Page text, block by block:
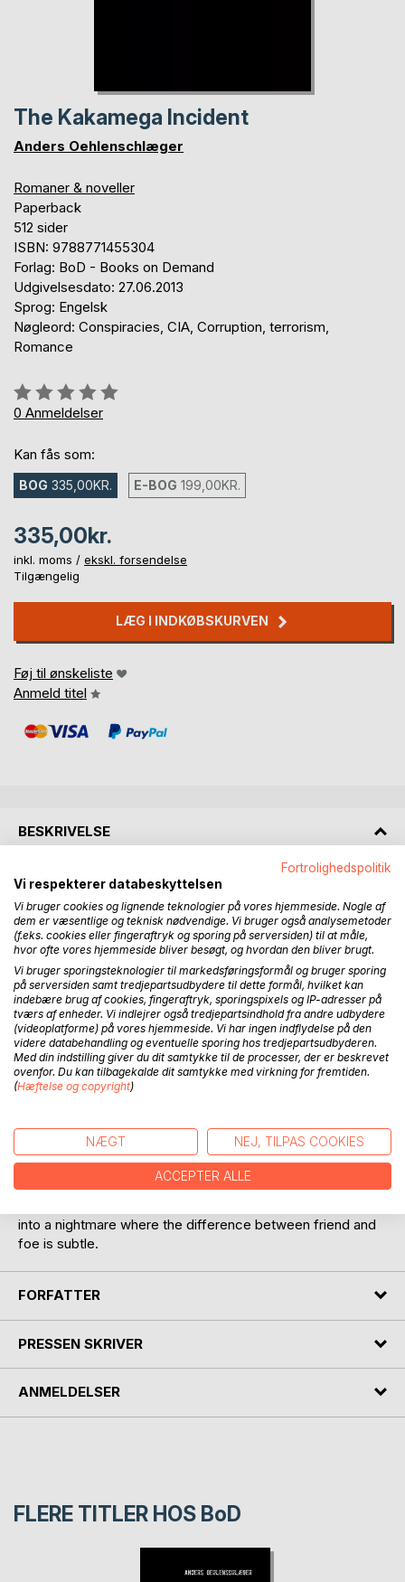
The Kakamega Incident
Anders Oehlenschlæger
Romaner & noveller
Paperback
512 sider
ISBN: 9788771455304
Forlag: BoD - Books on Demand
Udgivelsesdato: 27.06.2013
Sprog: Engelsk
Nøgleord: Conspiracies, CIA, Corruption, terrorism,
Romance
Anmeldelse::
0%
0 Anmeldelser
Kan fås som:
BOG 335,00KR. E-BOG 199,00KR.
335,00kr.
inkl. moms / ekskl. forsendelse
Tilgængelig
LÆG I INDKØBSKURVEN
Føj til ønskeliste
Anmeld titel
BESKRIVELSE
We are in 1998, during the three weeks leading up to one of
this year‘s worst terrorist acts, namely the bombing of two
U.S. embassies in Nairobi, Kenya and Dar, Tanzania.
The Danish former ranger Stig Jansen, is located in the
country in civilian affairs and soon he’s unwittingly whirled
into what’s going to prove to be the precursor to one of the
Worlds’ largest conspiracies involving the corrupt local
government power, the CIA, sinister parts of the German
government, Saddam Hussein‘s regime in Iraq and a Danish
colonel in the Defense Intelligence Agency.
He’s pulled around in the strange circus and his reactions
and actions will be crucial for all the people he comes into
Through his escape from the Kenyan military, who accuses
him of terrorism and murder, he is driven, along with the
beautiful Scottish Red Cross employee Jane, into the
wilderness, where his abilities and skills as former elite
into a nightmare where the difference between friend and
foe is subtle.
FORFATTER
PRESSEN SKRIVER
ANMELDELSER
FLERE TITLER HOS BoD
Fortrolighedspolitik
Vi respekterer databeskyttelsen
Vi bruger cookies og lignende teknologier på vores hjemmeside. Nogle af
dem er væsentlige og teknisk nødvendige. Vi bruger også analysemetoder
(f.eks. cookies eller fingeraftryk og sporing på serversiden) til at måle,
hvor ofte vores hjemmeside bliver besøgt, og hvordan den bliver brugt.
Vi bruger sporingsteknologier til markedsføringsformål og bruger sporing
på serversiden samt tredjepartsudbydere til dette formål, hvilket kan
indebære brug af cookies, fingeraftryk, sporingspixels og IP-adresser på
tværs af enheder. Vi indlejrer også tredjepartsindhold fra andre udbydere
(videoplatforme) på vores hjemmeside. Vi har ingen indflydelse på den
videre databehandling og eventuelle sporing hos tredjepartsudbyderen.
Med din indstilling giver du dit samtykke til de processer, der er beskrevet
ovenfor. Du kan tilbagekalde dit samtykke med virkning for fremtiden.
(Hæftelse og copyright)
NÆGT NEJ, TILPAS COOKIES
ACCEPTER ALLE